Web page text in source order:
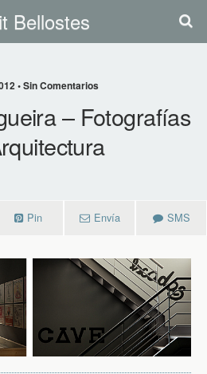
Bellostes
• Sin Comentarios
– Fotografías
Pin Envía SMS